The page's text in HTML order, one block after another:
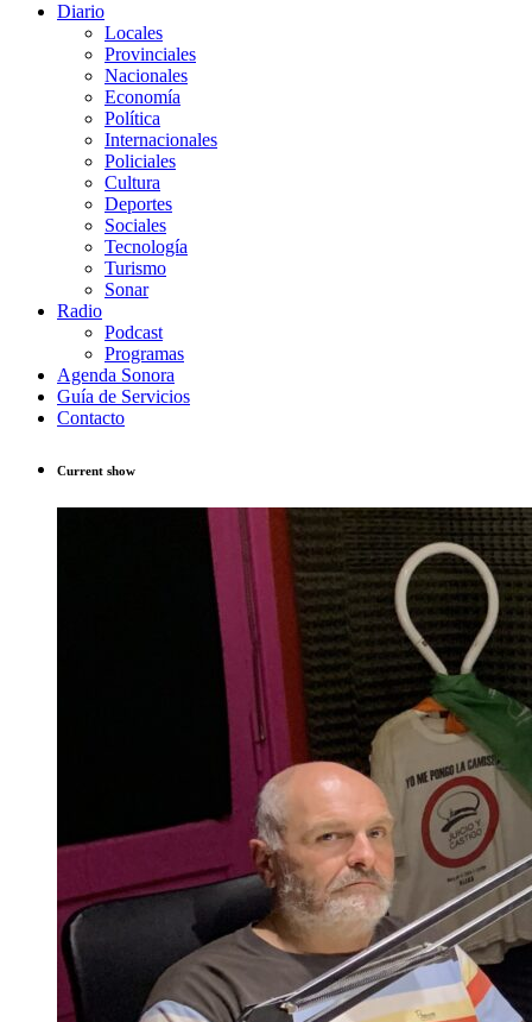
Diario
Locales
Provinciales
Nacionales
Economía
Política
Internacionales
Policiales
Cultura
Deportes
Sociales
Tecnología
Turismo
Sonar
Radio
Podcast
Programas
Agenda Sonora
Guía de Servicios
Contacto
Current show